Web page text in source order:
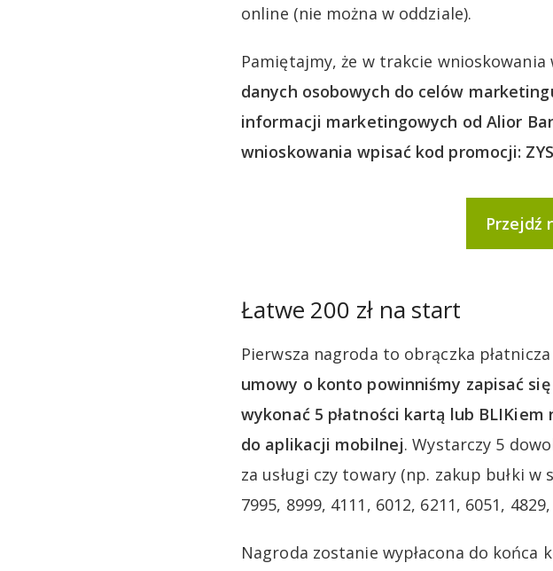
online (nie można w oddziale).
Pamiętajmy, że w trakcie
danych osobowych do celów
informacji marketingowych od Alior
wnioskowania wpisać kod promocji:
Przejdź
Łatwe 200 zł na start
Pierwsza nagroda to obrączka
umowy o konto powinniśmy zapisać
wykonać 5 płatności kartą lub
do aplikacji mobilnej. Wystarczy 5
za usługi czy towary (np. zakup bułki w
7995, 8999, 4111, 6012, 6211, 6051,
Nagroda zostanie wypłacona do końca